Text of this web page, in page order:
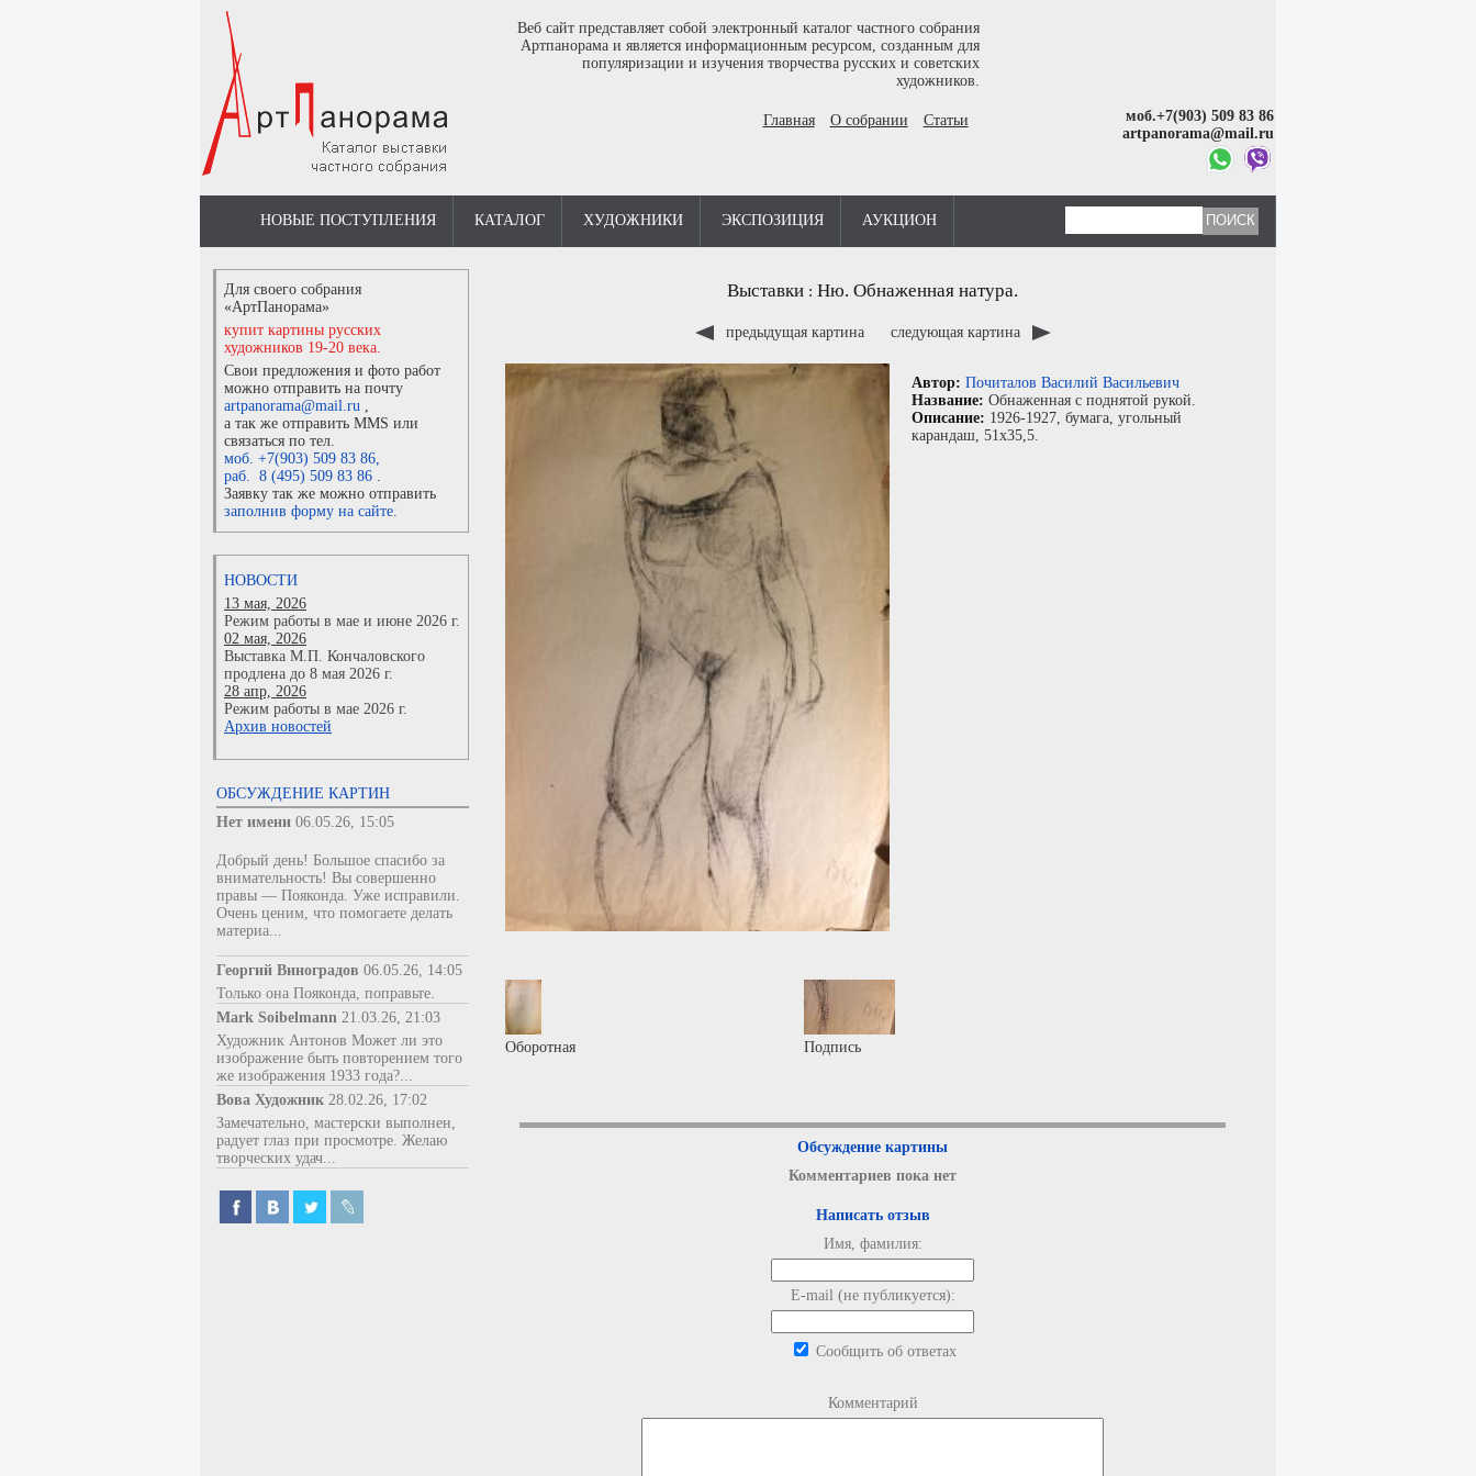
Веб сайт представляет собой электронный каталог частного собрания
Артпанорама и является информационным ресурсом, созданным для
популяризации и изучения творчества русских и советских
художников.
Главная О собрании Статьи
моб.+7(903) 509 83 86
artpanorama@mail.ru
НОВЫЕ ПОСТУПЛЕНИЯ КАТАЛОГ ХУДОЖНИКИ ЭКСПОЗИЦИЯ АУКЦИОН
Для своего собрания
«АртПанорама»
купит картины русских
художников 19-20 века.
Свои предложения и фото работ
можно отправить на почту
artpanorama@mail.ru ,
а так же отправить MMS или
связаться по тел.
моб. +7(903) 509 83 86,
раб. 8 (495) 509 83 86 .
Заявку так же можно отправить
заполнив форму на сайте.
НОВОСТИ
13 мая, 2026
Режим работы в мае и июне 2026 г.
02 мая, 2026
Выставка М.П. Кончаловского
продлена до 8 мая 2026 г.
28 апр, 2026
Режим работы в мае 2026 г.
Архив новостей
ОБСУЖДЕНИЕ КАРТИН
Нет имени 06.05.26, 15:05
Добрый день! Большое спасибо за
внимательность! Вы совершенно
правы — Пояконда. Уже исправили.
Очень ценим, что помогаете делать
материа...
Георгий Виноградов 06.05.26, 14:05
Только она Пояконда, поправьте.
Mark Soibelmann 21.03.26, 21:03
Художник Антонов Может ли это
изображение быть повторением того
же изображения 1933 года?...
Вова Художник 28.02.26, 17:02
Замечательно, мастерски выполнен,
радует глаз при просмотре. Желаю
творческих удач...
Выставки : Ню. Обнаженная натура.
предыдущая картина следующая картина
Автор: Почиталов Василий Васильевич
Название: Обнаженная с поднятой рукой.
Описание: 1926-1927, бумага, угольный
карандаш, 51x35,5.
Оборотная Подпись
Обсуждение картины
Комментариев пока нет
Написать отзыв
Имя, фамилия:
E-mail (не публикуется):
Сообщить об ответах
Комментарий